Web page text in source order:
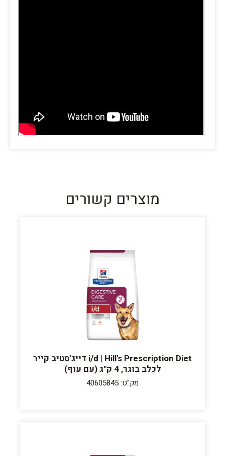
מוצרים קשורים
i/d | Hill's Prescription Diet דייג'סטיב קייר
לכלב בוגר, 4 ק"ג (עם עוף)
מק"ט: 40605845